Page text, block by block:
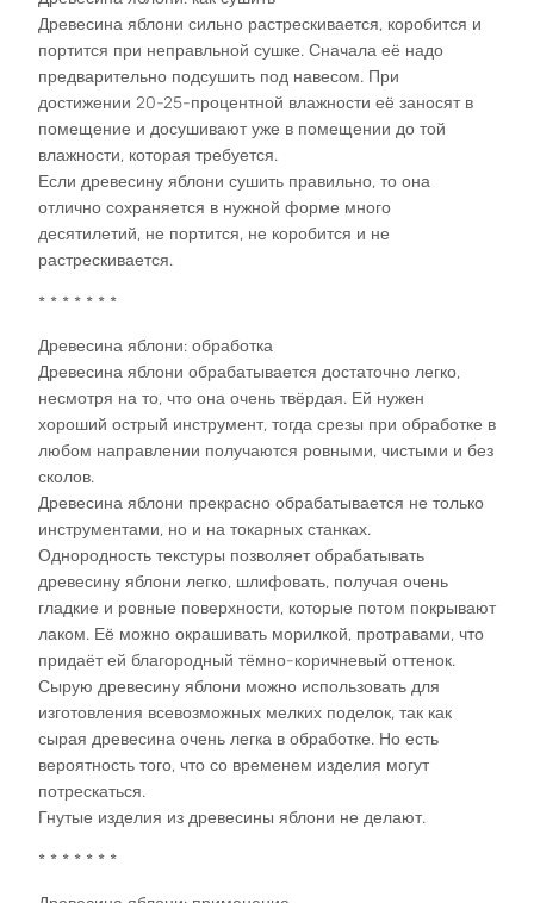
Древесина яблони сильно растрескивается, коробится и
портится при неправльной сушке. Сначала её надо
предварительно подсушить под навесом. При
достижении 20-25-процентной влажности её заносят в
помещение и досушивают уже в помещении до той
влажности, которая требуется.
Если древесину яблони сушить правильно, то она
отлично сохраняется в нужной форме много
десятилетий, не портится, не коробится и не
растрескивается.
* * * * * * *
Древесина яблони: обработка
Древесина яблони обрабатывается достаточно легко,
несмотря на то, что она очень твёрдая. Ей нужен
хороший острый инструмент, тогда срезы при обработке в
любом направлении получаются ровными, чистыми и без
сколов.
Древесина яблони прекрасно обрабатывается не только
инструментами, но и на токарных станках.
Однородность текстуры позволяет обрабатывать
древесину яблони легко, шлифовать, получая очень
гладкие и ровные поверхности, которые потом покрывают
лаком. Её можно окрашивать морилкой, протравами, что
придаёт ей благородный тёмно-коричневый оттенок.
Сырую древесину яблони можно использовать для
изготовления всевозможных мелких поделок, так как
сырая древесина очень легка в обработке. Но есть
вероятность того, что со временем изделия могут
потрескаться.
Гнутые изделия из древесины яблони не делают.
* * * * * * *